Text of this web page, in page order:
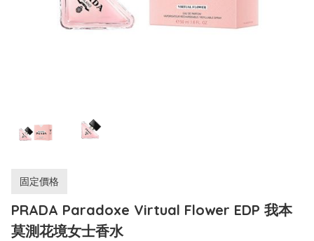
固定價格
PRADA Paradoxe Virtual Flower EDP 我本
莫測花境女士香水